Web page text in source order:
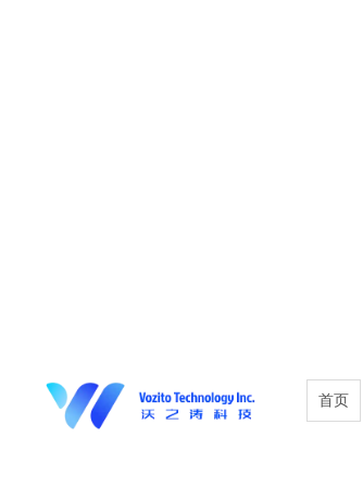
首页